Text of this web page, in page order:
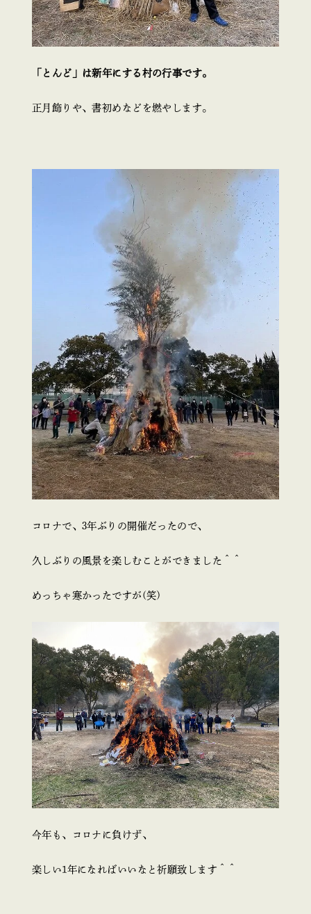
「とんど」は新年にする村の行事です。
正月飾りや、書初めなどを燃やします。
コロナで、3年ぶりの開催だったので、
久しぶりの風景を楽しむことができました＾＾
めっちゃ寒かったですが(笑)
今年も、コロナに負けず、
楽しい1年になればいいなと祈願致します＾＾